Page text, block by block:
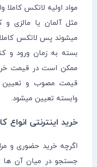
مواد اولیه لاتکس کاملا
مثل آلمان یا مالزی
میشوند پس لاتکس
بسته به زمان ورود و
ممکن است در قیمت
قیمت مصوب و تعیین
وابسته تعیین میشود.
خرید اینترنتی انواع
اگرچه خرید حضوری و
جستجو در میان آن ها